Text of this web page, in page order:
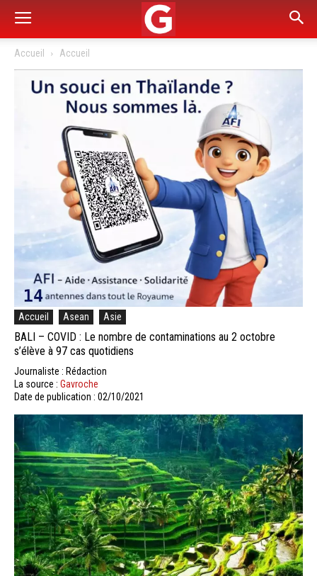
Accueil Accueil
Accueil Asean Asie
BALI – COVID : Le nombre de contaminations au 2 octobre
s’élève à 97 cas quotidiens
Journaliste : Rédaction
La source : Gavroche
Date de publication : 02/10/2021